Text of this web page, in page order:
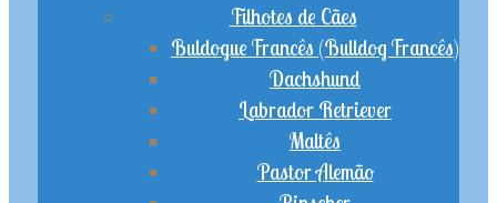
Filhotes de Cães
Buldogue Francês (Bulldog Francês)
Dachshund
Labrador Retriever
Maltês
Pastor Alemão